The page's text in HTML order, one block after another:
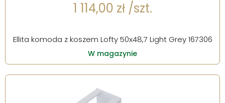
1 114,00 zł /szt.
Ellita komoda z koszem Lofty 50x48,7 Light Grey 167306
W magazynie